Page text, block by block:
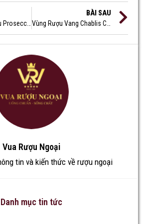
BÀI SAU
Vua Rượu Ngoại
tin và kiến thức về rượu ngoại
Danh mục tin tức